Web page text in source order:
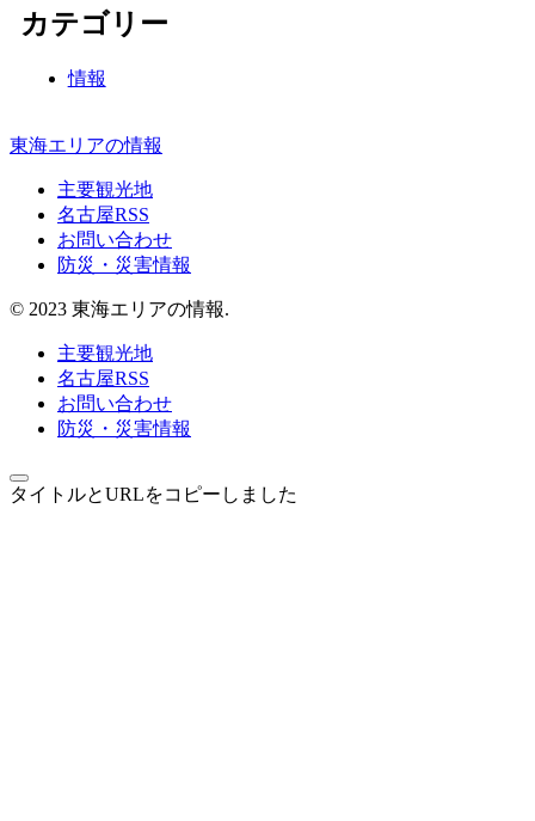
カテゴリー
情報
東海エリアの情報
主要観光地
名古屋RSS
お問い合わせ
防災・災害情報
© 2023 東海エリアの情報.
主要観光地
名古屋RSS
お問い合わせ
防災・災害情報
タイトルとURLをコピーしました